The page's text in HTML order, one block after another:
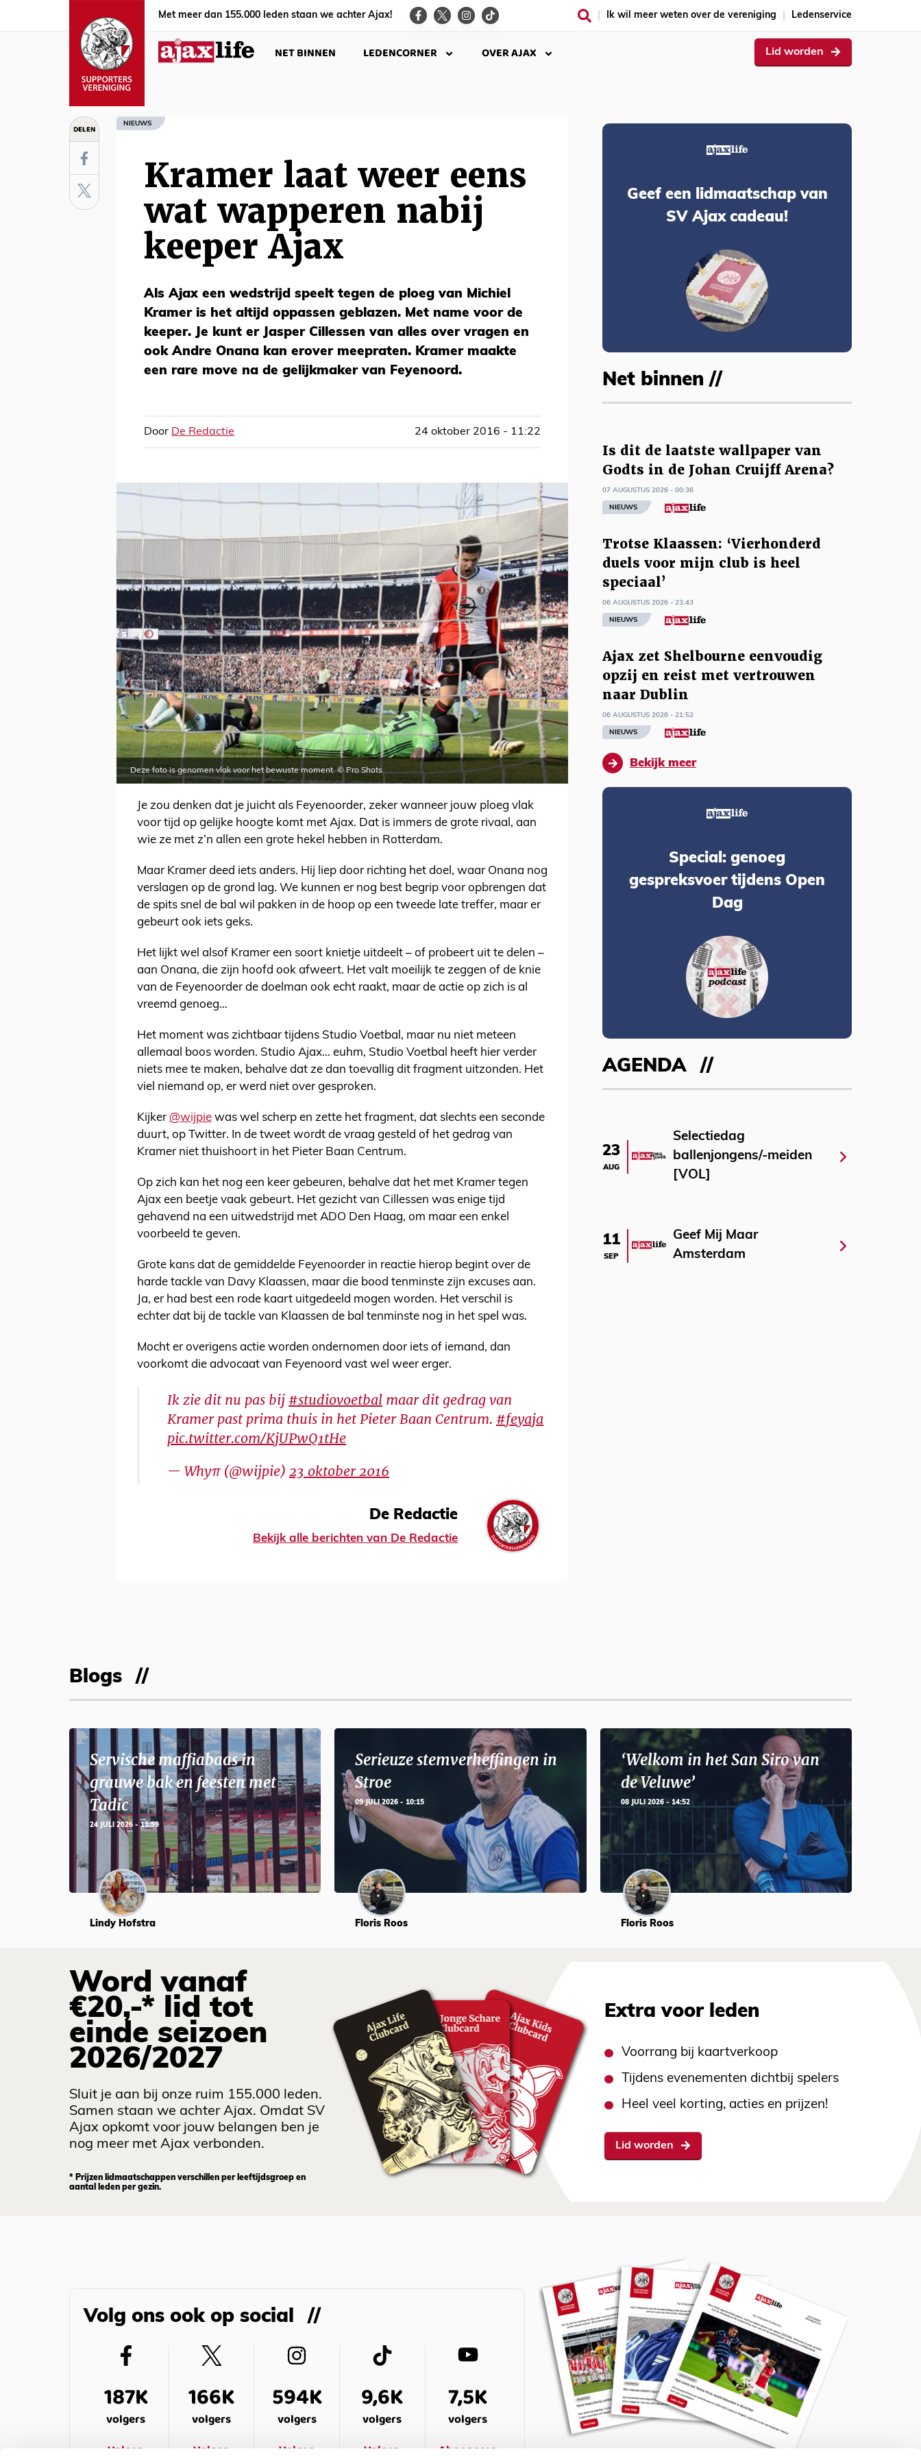
Met meer dan 155.000 leden staan we achter Ajax! Ik wil meer weten over de vereniging Ledenservice
NET BINNEN LEDENCORNER OVER AJAX Lid worden
DELEN NIEUWS
Kramer laat weer eens
wat wapperen nabij
keeper Ajax
Als Ajax een wedstrijd speelt tegen de ploeg van Michiel
Kramer is het altijd oppassen geblazen. Met name voor de
keeper. Je kunt er Jasper Cillessen van alles over vragen en
ook Andre Onana kan erover meepraten. Kramer maakte
een rare move na de gelijkmaker van Feyenoord.
Door De Redactie 24 oktober 2016 - 11:22
Deze foto is genomen vlak voor het bewuste moment. © Pro Shots
Je zou denken dat je juicht als Feyenoorder, zeker wanneer jouw ploeg vlak
voor tijd op gelijke hoogte komt met Ajax. Dat is immers de grote rivaal, aan
wie ze met z’n allen een grote hekel hebben in Rotterdam.
Maar Kramer deed iets anders. Hij liep door richting het doel, waar Onana nog
verslagen op de grond lag. We kunnen er nog best begrip voor opbrengen dat
de spits snel de bal wil pakken in de hoop op een tweede late treffer, maar er
gebeurt ook iets geks.
Het lijkt wel alsof Kramer een soort knietje uitdeelt – of probeert uit te delen –
aan Onana, die zijn hoofd ook afweert. Het valt moeilijk te zeggen of de knie
van de Feyenoorder de doelman ook echt raakt, maar de actie op zich is al
vreemd genoeg…
Het moment was zichtbaar tijdens Studio Voetbal, maar nu niet meteen
allemaal boos worden. Studio Ajax… euhm, Studio Voetbal heeft hier verder
niets mee te maken, behalve dat ze dan toevallig dit fragment uitzonden. Het
viel niemand op, er werd niet over gesproken.
Kijker @wijpie was wel scherp en zette het fragment, dat slechts een seconde
duurt, op Twitter. In de tweet wordt de vraag gesteld of het gedrag van
Kramer niet thuishoort in het Pieter Baan Centrum.
Op zich kan het nog een keer gebeuren, behalve dat het met Kramer tegen
Ajax een beetje vaak gebeurt. Het gezicht van Cillessen was enige tijd
gehavend na een uitwedstrijd met ADO Den Haag, om maar een enkel
voorbeeld te geven.
Grote kans dat de gemiddelde Feyenoorder in reactie hierop begint over de
harde tackle van Davy Klaassen, maar die bood tenminste zijn excuses aan.
Ja, er had best een rode kaart uitgedeeld mogen worden. Het verschil is
echter dat bij de tackle van Klaassen de bal tenminste nog in het spel was.
Mocht er overigens actie worden ondernomen door iets of iemand, dan
voorkomt die advocaat van Feyenoord vast wel weer erger.
Ik zie dit nu pas bij #studiovoetbal maar dit gedrag van
Kramer past prima thuis in het Pieter Baan Centrum. #feyaja
pic.twitter.com/KjUPwQ1tHe
— Whyπ (@wijpie) 23 oktober 2016
De Redactie
Bekijk alle berichten van De Redactie
Geef een lidmaatschap van
SV Ajax cadeau!
Net binnen //
Is dit de laatste wallpaper van
Godts in de Johan Cruijff Arena?
07 AUGUSTUS 2026 - 00:36
NIEUWS
Trotse Klaassen: ‘Vierhonderd
duels voor mijn club is heel
speciaal’
06 AUGUSTUS 2026 - 23:43
NIEUWS
Ajax zet Shelbourne eenvoudig
opzij en reist met vertrouwen
naar Dublin
06 AUGUSTUS 2026 - 21:52
NIEUWS
Bekijk meer
Special: genoeg
gespreksvoer tijdens Open
Dag
AGENDA
23
AUG
Selectiedag
ballenjongens/-meiden
[VOL]
11
SEP
Geef Mij Maar
Amsterdam
Blogs
Servische maffiabaas in
grauwe bak en feesten met
Tadic
24 JULI 2026 - 11:59
Lindy Hofstra
Serieuze stemverheffingen in
Stroe
09 JULI 2026 - 10:15
Floris Roos
‘Welkom in het San Siro van
de Veluwe’
08 JULI 2026 - 14:52
Floris Roos
Word vanaf
€20,-* lid tot
einde seizoen
2026/2027
Sluit je aan bij onze ruim 155.000 leden.
Samen staan we achter Ajax. Omdat SV
Ajax opkomt voor jouw belangen ben je
nog meer met Ajax verbonden.
* Prijzen lidmaatschappen verschillen per leeftijdsgroep en
aantal leden per gezin.
Extra voor leden
Voorrang bij kaartverkoop
Tijdens evenementen dichtbij spelers
Heel veel korting, acties en prijzen!
Lid worden
Volg ons ook op social
187K
volgers
Volgen
166K
volgers
Volgen
594K
volgers
Volgen
9,6K
volgers
Volgen
7,5K
volgers
Abonneren